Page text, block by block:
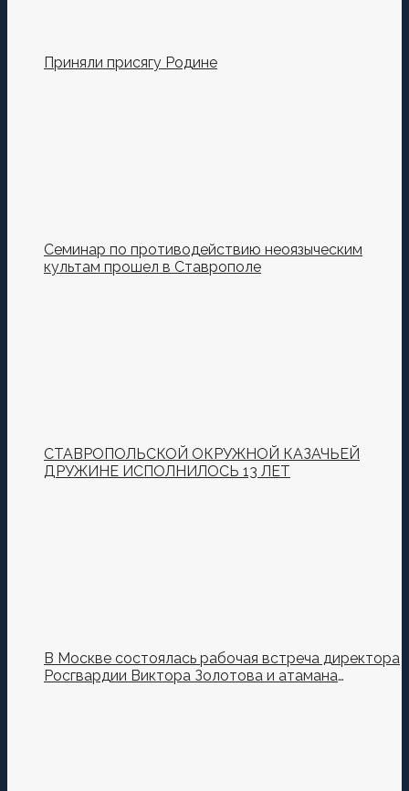
Приняли присягу Родине
Семинар по противодействию неоязыческим
культам прошел в Ставрополе
СТАВРОПОЛЬСКОЙ ОКРУЖНОЙ КАЗАЧЬЕЙ
ДРУЖИНЕ ИСПОЛНИЛОСЬ 13 ЛЕТ
В Москве состоялась рабочая встреча директора
Росгвардии Виктора Золотова и атамана